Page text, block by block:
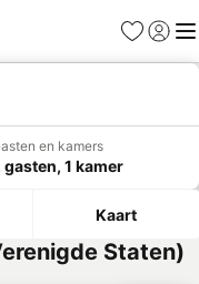
Favorieten
en kamers
gasten, 1 kamer
Kaart
Staten)